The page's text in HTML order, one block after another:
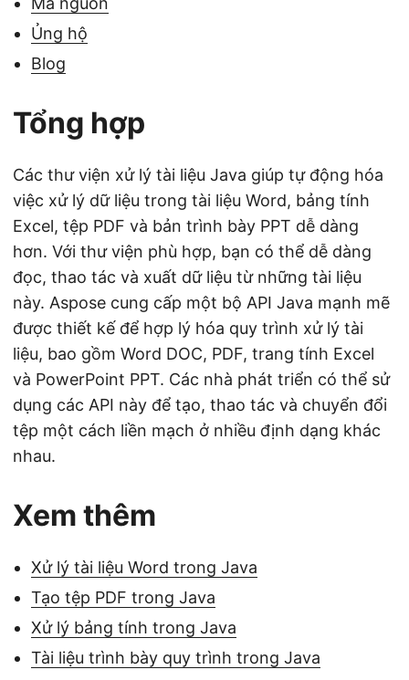
Ủng hộ
Blog
Tổng hợp
Các thư viện xử lý tài liệu Java giúp tự động hóa
việc xử lý dữ liệu trong tài liệu Word, bảng tính
Excel, tệp PDF và bản trình bày PPT dễ dàng
hơn. Với thư viện phù hợp, bạn có thể dễ dàng
đọc, thao tác và xuất dữ liệu từ những tài liệu
này. Aspose cung cấp một bộ API Java mạnh mẽ
được thiết kế để hợp lý hóa quy trình xử lý tài
liệu, bao gồm Word DOC, PDF, trang tính Excel
và PowerPoint PPT. Các nhà phát triển có thể sử
dụng các API này để tạo, thao tác và chuyển đổi
tệp một cách liền mạch ở nhiều định dạng khác
nhau.
Xem thêm
Xử lý tài liệu Word trong Java
Tạo tệp PDF trong Java
Xử lý bảng tính trong Java
Tài liệu trình bày quy trình trong Java